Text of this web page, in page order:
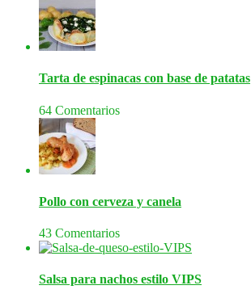
Tarta de espinacas con base de patatas
64 Comentarios
Pollo con cerveza y canela
43 Comentarios
Salsa para nachos estilo VIPS